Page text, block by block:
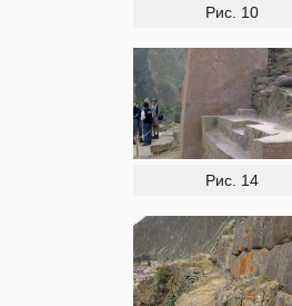
Рис. 10
Рис. 14